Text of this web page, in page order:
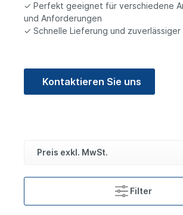
✓ Perfekt geeignet für verschiedene
und Anforderungen
✓ Schnelle Lieferung und zuverlässiger
Kontaktieren Sie uns
Preis exkl. MwSt.
Filter